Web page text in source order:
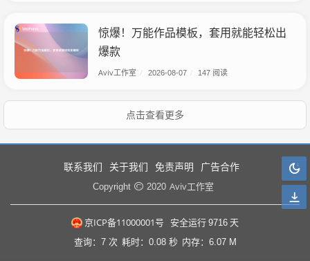
惊爆！万能作品模板，套用就能轻松出
爆款
Aviv工作室 2026-08-07 147 阅读
点击查看更多
联系我们 关于我们 免责声明 广告合作
Copyright 2020 Aviv工作室
京ICP备11000001号 安全运行 9716 天
查询：7 次 耗时：0.08 秒 内存：6.07 M